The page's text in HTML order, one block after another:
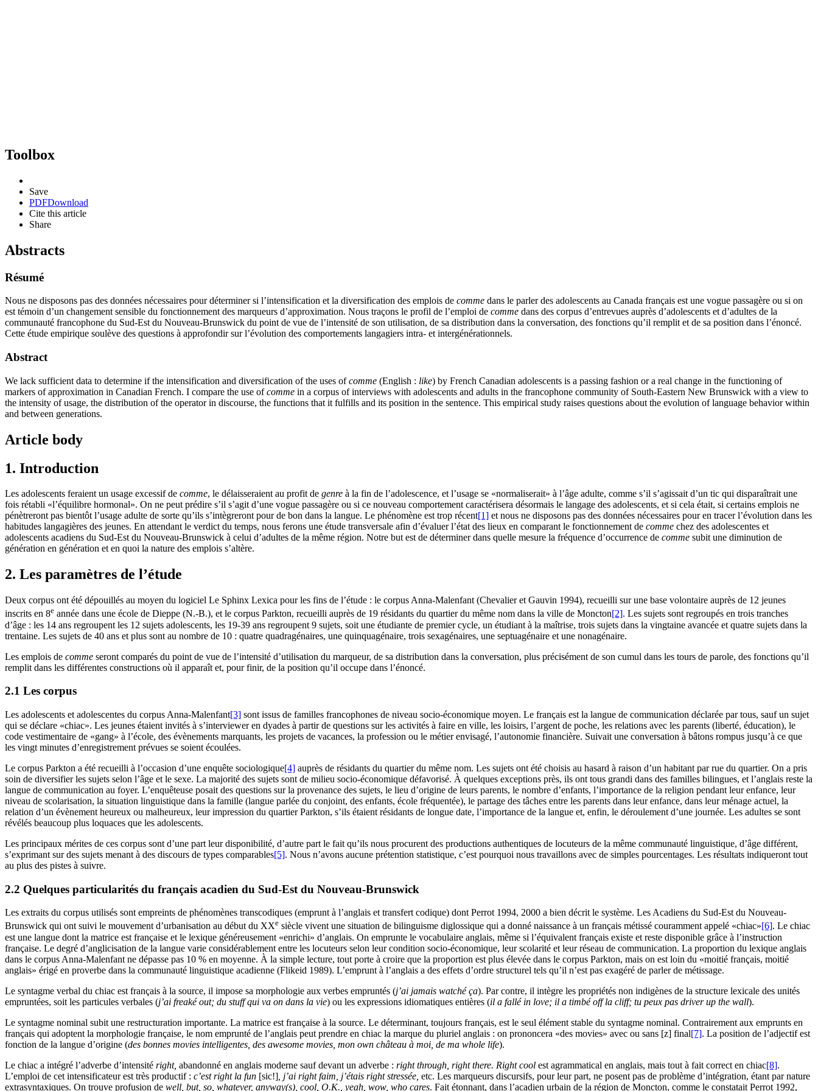
Toolbox
Save
PDFDownload
Cite this article
Share
Abstracts
Résumé
Nous ne disposons pas des données nécessaires pour déterminer si l’intensification et la diversification des emplois de comme dans le parler des adolescents au Canada français est une vogue passagère ou si on
est témoin d’un changement sensible du fonctionnement des marqueurs d’approximation. Nous traçons le profil de l’emploi de comme dans des corpus d’entrevues auprès d’adolescents et d’adultes de la
communauté francophone du Sud-Est du Nouveau-Brunswick du point de vue de l’intensité de son utilisation, de sa distribution dans la conversation, des fonctions qu’il remplit et de sa position dans l’énoncé.
Cette étude empirique soulève des questions à approfondir sur l’évolution des comportements langagiers intra- et intergénérationnels.
Abstract
We lack sufficient data to determine if the intensification and diversification of the uses ofcomme (English : like) by French Canadian adolescents is a passing fashion or a real change in the functioning of
markers of approximation in Canadian French. I compare the use ofcomme in a corpus of interviews with adolescents and adults in the francophone community of South-Eastern New Brunswick with a view to
the intensity of usage, the distribution of the operator in discourse, the functions that it fulfills and its position in the sentence. This empirical study raises questions about the evolution of language behavior within
and between generations.
Article body
1. Introduction
Les adolescents feraient un usage excessif de comme, le délaisseraient au profit de genre à la fin de l’adolescence, et l’usage se «normaliserait» à l’âge adulte, comme s’il s’agissait d’un tic qui disparaîtrait une
fois rétabli «l’équilibre hormonal». On ne peut prédire s’il s’agit d’une vogue passagère ou si ce nouveau comportement caractérisera désormais le langage des adolescents, et si cela était, si certains emplois ne
pénètreront pas bientôt l’usage adulte de sorte qu’ils s’intègreront pour de bon dans la langue. Le phénomène est trop récent[1] et nous ne disposons pas des données nécessaires pour en tracer l’évolution dans les
habitudes langagières des jeunes. En attendant le verdict du temps, nous ferons une étude transversale afin d’évaluer l’état des lieux en comparant le fonctionnement de comme chez des adolescentes et
adolescents acadiens du Sud-Est du Nouveau-Brunswick à celui d’adultes de la même région. Notre but est de déterminer dans quelle mesure la fréquence d’occurrence de comme subit une diminution de
génération en génération et en quoi la nature des emplois s’altère.
2. Les paramètres de l’étude
Deux corpus ont été dépouillés au moyen du logiciel Le Sphinx Lexica pour les fins de l’étude : le corpus Anna-Malenfant (Chevalier et Gauvin 1994), recueilli sur une base volontaire auprès de 12 jeunes
inscrits en 8e année dans une école de Dieppe (N.-B.), et le corpus Parkton, recueilli auprès de 19 résidants du quartier du même nom dans la ville de Moncton[2]. Les sujets sont regroupés en trois tranches
d’âge : les 14 ans regroupent les 12 sujets adolescents, les 19-39 ans regroupent 9 sujets, soit une étudiante de premier cycle, un étudiant à la maîtrise, trois sujets dans la vingtaine avancée et quatre sujets dans la
trentaine. Les sujets de 40 ans et plus sont au nombre de 10 : quatre quadragénaires, une quinquagénaire, trois sexagénaires, une septuagénaire et une nonagénaire.
Les emplois de comme seront comparés du point de vue de l’intensité d’utilisation du marqueur, de sa distribution dans la conversation, plus précisément de son cumul dans les tours de parole, des fonctions qu’il
remplit dans les différentes constructions où il apparaît et, pour finir, de la position qu’il occupe dans l’énoncé.
2.1 Les corpus
Les adolescents et adolescentes du corpus Anna-Malenfant[3] sont issus de familles francophones de niveau socio-économique moyen. Le français est la langue de communication déclarée par tous, sauf un sujet
qui se déclare «chiac». Les jeunes étaient invités à s’interviewer en dyades à partir de questions sur les activités à faire en ville, les loisirs, l’argent de poche, les relations avec les parents (liberté, éducation), le
code vestimentaire de «gang» à l’école, des évènements marquants, les projets de vacances, la profession ou le métier envisagé, l’autonomie financière. Suivait une conversation à bâtons rompus jusqu’à ce que
les vingt minutes d’enregistrement prévues se soient écoulées.
Le corpus Parkton a été recueilli à l’occasion d’une enquête sociologique[4] auprès de résidants du quartier du même nom. Les sujets ont été choisis au hasard à raison d’un habitant par rue du quartier. On a pris
soin de diversifier les sujets selon l’âge et le sexe. La majorité des sujets sont de milieu socio-économique défavorisé. À quelques exceptions près, ils ont tous grandi dans des familles bilingues, et l’anglais reste la
langue de communication au foyer. L’enquêteuse posait des questions sur la provenance des sujets, le lieu d’origine de leurs parents, le nombre d’enfants, l’importance de la religion pendant leur enfance, leur
niveau de scolarisation, la situation linguistique dans la famille (langue parlée du conjoint, des enfants, école fréquentée), le partage des tâches entre les parents dans leur enfance, dans leur ménage actuel, la
relation d’un évènement heureux ou malheureux, leur impression du quartier Parkton, s’ils étaient résidants de longue date, l’importance de la langue et, enfin, le déroulement d’une journée. Les adultes se sont
révélés beaucoup plus loquaces que les adolescents.
Les principaux mérites de ces corpus sont d’une part leur disponibilité, d’autre part le fait qu’ils nous procurent des productions authentiques de locuteurs de la même communauté linguistique, d’âge différent,
s’exprimant sur des sujets menant à des discours de types comparables[5]. Nous n’avons aucune prétention statistique, c’est pourquoi nous travaillons avec de simples pourcentages. Les résultats indiqueront tout
au plus des pistes à suivre.
2.2 Quelques particularités du français acadien du Sud-Est du Nouveau-Brunswick
Les extraits du corpus utilisés sont empreints de phénomènes transcodiques (emprunt à l’anglais et transfert codique) dont Perrot 1994, 2000 a bien décrit le système. Les Acadiens du Sud-Est du Nouveau-
Brunswick qui ont suivi le mouvement d’urbanisation au début du XXe siècle vivent une situation de bilinguisme diglossique qui a donné naissance à un français métissé couramment appelé «chiac»[6]. Le chiac
est une langue dont la matrice est française et le lexique généreusement «enrichi» d’anglais. On emprunte le vocabulaire anglais, même si l’équivalent français existe et reste disponible grâce à l’instruction
française. Le degré d’anglicisation de la langue varie considérablement entre les locuteurs selon leur condition socio-économique, leur scolarité et leur réseau de communication. La proportion du lexique anglais
dans le corpus Anna-Malenfant ne dépasse pas 10 % en moyenne. À la simple lecture, tout porte à croire que la proportion est plus élevée dans le corpus Parkton, mais on est loin du «moitié français, moitié
anglais» érigé en proverbe dans la communauté linguistique acadienne (Flikeid 1989). L’emprunt à l’anglais a des effets d’ordre structurel tels qu’il n’est pas exagéré de parler de métissage.
Le syntagme verbal du chiac est français à la source, il impose sa morphologie aux verbes empruntés (j’ai jamais watché ça). Par contre, il intègre les propriétés non indigènes de la structure lexicale des unités
empruntées, soit les particules verbales (j’ai freaké out; du stuff qui va on dans la vie) ou les expressions idiomatiques entières (il a fallé in love; il a timbé off la cliff; tu peux pas driver up the wall).
Le syntagme nominal subit une restructuration importante. La matrice est française à la source. Le déterminant, toujours français, est le seul élément stable du syntagme nominal. Contrairement aux emprunts en
français qui adoptent la morphologie française, le nom emprunté de l’anglais peut prendre en chiac la marque du pluriel anglais : on prononcera «des movies» avec ou sans [z] final[7]. La position de l’adjectif est
fonction de la langue d’origine (des bonnes movies intelligentes, des awesome movies, mon own château à moi, de ma whole life).
Le chiac a intégré l’adverbe d’intensité right, abandonné en anglais moderne sauf devant un adverbe : right through, right there. Right cool est agrammatical en anglais, mais tout à fait correct en chiac[8].
L’emploi de cet intensificateur est très productif : c’est right la fun [sic!] , j’ai right faim, j’étais right stressée, etc. Les marqueurs discursifs, pour leur part, ne posent pas de problème d’intégration, étant par nature
extrasyntaxiques. On trouve profusion de well, but, so, whatever, anyway(s), cool, O.K., yeah, wow, who cares. Fait étonnant, dans l’acadien urbain de la région de Moncton, comme le constatait Perrot 1992,